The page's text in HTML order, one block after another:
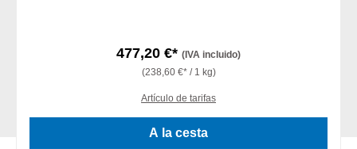
477,20 €* (IVA incluido)
(238,60 €* / 1 kg)
Artículo de tarifas
A la cesta